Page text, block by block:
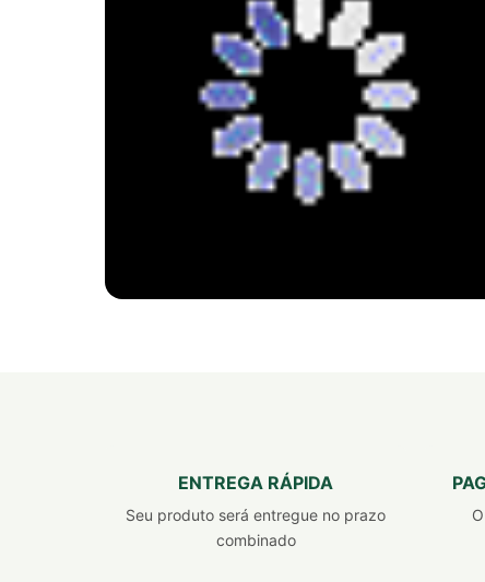
FÓRMULA PODEROSA PARA
PERDER PESO 7X MAIS RÁPIDO
Emagrecedor, inibidor de apetite e queimador
ENTREGA RÁPIDA
Seu produto será entregue no prazo
combinado